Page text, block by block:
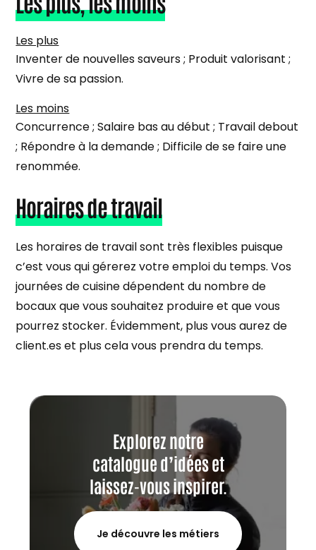
Les plus
Inventer de nouvelles saveurs ; Produit valorisant ;
Vivre de sa passion.
Les moins
Concurrence ; Salaire bas au début ; Travail debout
; Répondre à la demande ; Difficile de se faire une
renommée.
Horaires de travail
Les horaires de travail sont très flexibles puisque
c’est vous qui gérerez votre emploi du temps. Vos
journées de cuisine dépendent du nombre de
bocaux que vous souhaitez produire et que vous
pourrez stocker. Évidemment, plus vous aurez de
client.es et plus cela vous prendra du temps.
Explorez notre
catalogue d’idées et
laissez-vous inspirer.
Je découvre les métiers